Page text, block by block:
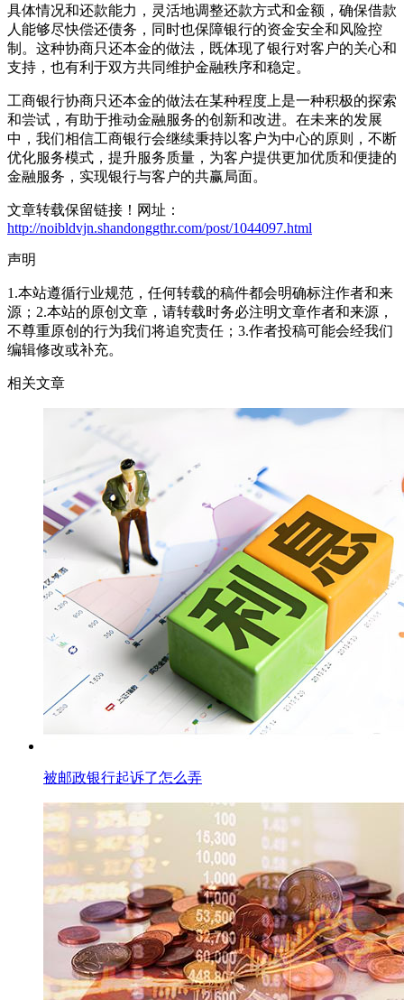
具体情况和还款能力，灵活地调整还款方式和金额，确保借款
人能够尽快偿还债务，同时也保障银行的资金安全和风险控
制。这种协商只还本金的做法，既体现了银行对客户的关心和
支持，也有利于双方共同维护金融秩序和稳定。
工商银行协商只还本金的做法在某种程度上是一种积极的探索
和尝试，有助于推动金融服务的创新和改进。在未来的发展
中，我们相信工商银行会继续秉持以客户为中心的原则，不断
优化服务模式，提升服务质量，为客户提供更加优质和便捷的
金融服务，实现银行与客户的共赢局面。
文章转载保留链接！网址：
http://noibldvjn.shandonggthr.com/post/1044097.html
声明
1.本站遵循行业规范，任何转载的稿件都会明确标注作者和来
源；2.本站的原创文章，请转载时务必注明文章作者和来源，
不尊重原创的行为我们将追究责任；3.作者投稿可能会经我们
编辑修改或补充。
相关文章
被邮政银行起诉了怎么弄